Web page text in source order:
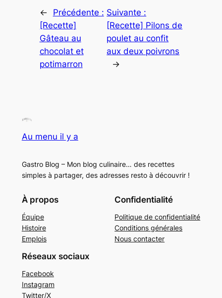
←
Précédente :
[Recette]
Gâteau au
chocolat et
potimarron
Suivante :
[Recette] Pilons de
poulet au confit
aux deux poivrons
→
Au menu il y a
Gastro Blog – Mon blog culinaire… des recettes
simples à partager, des adresses resto à découvrir !
À propos
Équipe
Histoire
Emplois
Confidentialité
Politique de confidentialité
Conditions générales
Nous contacter
Réseaux sociaux
Facebook
Instagram
Twitter/X